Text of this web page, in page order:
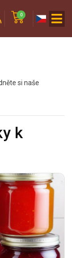
0
si naše
k